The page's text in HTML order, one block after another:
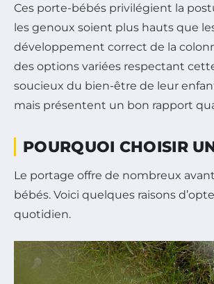
Ces porte-bébés privilégient la
les genoux soient plus hauts que
développement correct de la
des options variées respectant
soucieux du bien-être de leur
mais présentent un bon rapport
POURQUOI CHOISIR
Le portage offre de nombreux
bébés. Voici quelques raisons
quotidien.